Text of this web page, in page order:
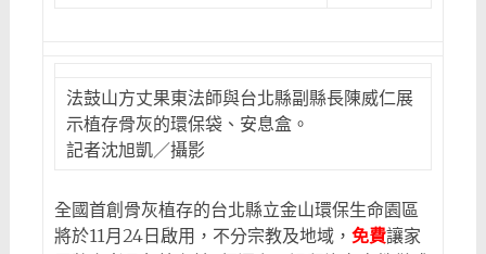
法鼓山方丈果東法師與台北縣副縣長陳威仁展
示植存骨灰的環保袋、安息盒。
記者沈旭凱／攝影
全國首創骨灰植存的台北縣立金山環保生命園區
將於11月24日啟用，不分宗教及地域， 免費讓家